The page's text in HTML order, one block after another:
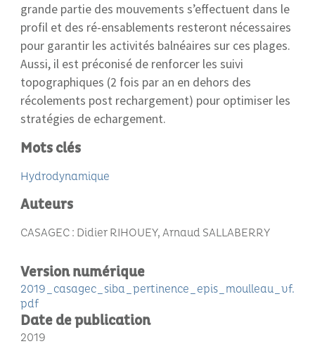
grande partie des mouvements s’effectuent dans le
profil et des ré-ensablements resteront nécessaires
pour garantir les activités balnéaires sur ces plages.
Aussi, il est préconisé de renforcer les suivi
topographiques (2 fois par an en dehors des
récolements post rechargement) pour optimiser les
stratégies de echargement.
Mots clés
Hydrodynamique
Auteurs
CASAGEC : Didier RIHOUEY, Arnaud SALLABERRY
Version numérique
2019_casagec_siba_pertinence_epis_moulleau_vf.
pdf
Date de publication
2019